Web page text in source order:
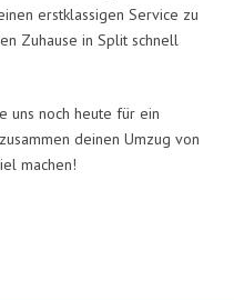
erstklassigen Service zu
Zuhause in Split schnell
uns noch heute für ein
deinen Umzug von
machen!